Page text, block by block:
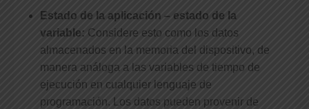
Estado de la aplicación – estado de la
variable: Considere esto como los datos
almacenados en la memoria del dispositivo, de
manera análoga a las variables de tiempo de
ejecución en cualquier lenguaje de
programación. Los datos pueden provenir de